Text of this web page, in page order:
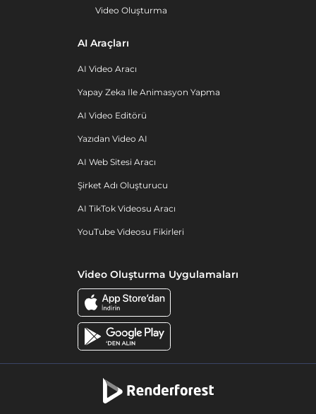
Video Oluşturma
AI Araçları
AI Video Aracı
Yapay Zeka Ile Animasyon Yapma
AI Video Editörü
Yazıdan Video AI
AI Web Sitesi Aracı
Şirket Adı Oluşturucu
AI TikTok Videosu Aracı
YouTube Videosu Fikirleri
Video Oluşturma Uygulamaları